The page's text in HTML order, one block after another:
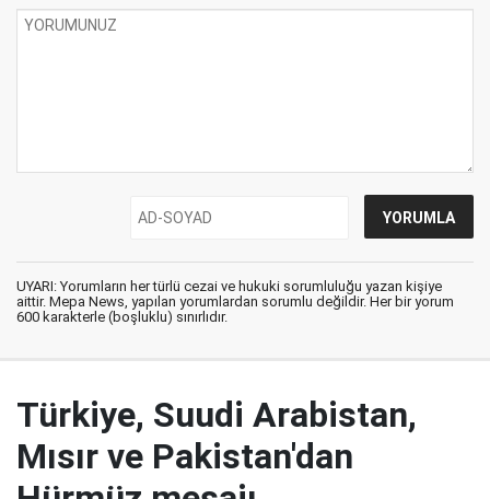
UYARI: Yorumların her türlü cezai ve hukuki sorumluluğu yazan kişiye
aittir. Mepa News, yapılan yorumlardan sorumlu değildir. Her bir yorum
600 karakterle (boşluklu) sınırlıdır.
Türkiye, Suudi Arabistan,
Mısır ve Pakistan'dan